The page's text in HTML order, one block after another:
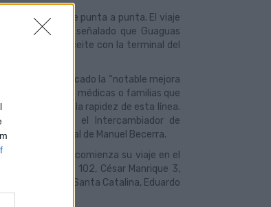
a destino, de punta a punta. El viaje
que ha señalado que Guaguas
Tamaraceite con la terminal del
Sanz, ha destacado la “notable mejora
a consultas médicas o familias que
por la rapidez de esta línea.
desde el Intercambiador de
a la terminal de Manuel Becerra.
horas, la X47 comienza su viaje en el
frente al 102, César Manrique 3,
de Santa Catalina, Eduardo